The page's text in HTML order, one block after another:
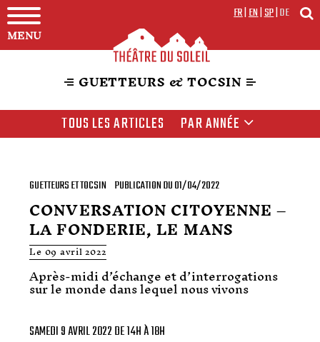
MENU
FR|EN|SP|DE
GUETTEURS & TOCSIN
TOUS LES ARTICLES PAR ANNÉE
GUETTEURS ET TOCSIN PUBLICATION DU 01/04/2022
CONVERSATION CITOYENNE –
LA FONDERIE, LE MANS
Le 09 avril 2022
Après-midi d’échange et d’interrogations
sur le monde dans lequel nous vivons
SAMEDI 9 AVRIL 2022 DE 14H À 18H